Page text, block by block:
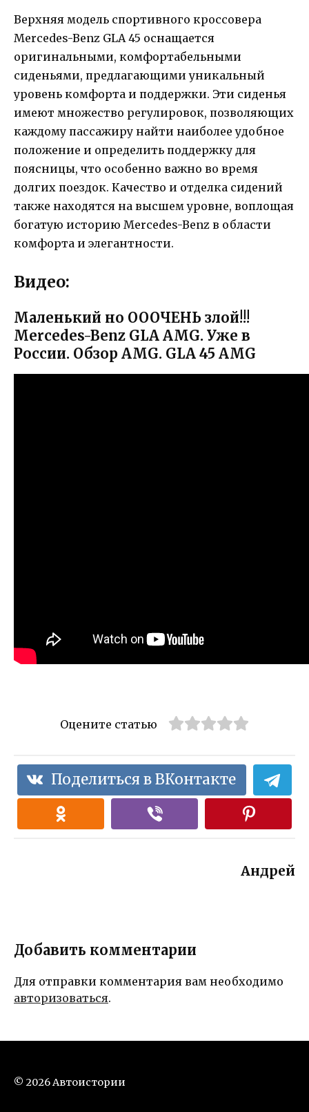
Верхняя модель спортивного кроссовера
Mercedes-Benz GLA 45 оснащается
оригинальными, комфортабельными
сиденьями, предлагающими уникальный
уровень комфорта и поддержки. Эти сиденья
имеют множество регулировок, позволяющих
каждому пассажиру найти наиболее удобное
положение и определить поддержку для
поясницы, что особенно важно во время
долгих поездок. Качество и отделка сидений
также находятся на высшем уровне, воплощая
богатую историю Mercedes-Benz в области
комфорта и элегантности.
Видео:
Маленький но ОООЧЕНЬ злой!!!
Mercedes-Benz GLA AMG. Уже в
России. Обзор AMG. GLA 45 AMG
Оцените статью
Поделиться в ВКонтакте
Андрей
Добавить комментарии
Для отправки комментария вам необходимо
авторизоваться.
© 2026 Автоистории